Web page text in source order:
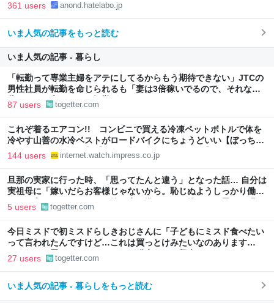
361 users anond.hatelabo.jp
いま人気の記事をもっと読む
いま人気の記事 - 暮らし
「転勤って専業主婦をアテにしてるからもう期待できない」JTCの
男性社員が転勤を命じられるも「妻は3倍稼いでるので、それなら
辞める」と言ったら、転勤がなくなった
87 users togetter.com
これぞ着るエアコン!! コンビニで買える冷凍ペットボトルで体を
冷やす山善の水冷ベストがロードバイクにちょうどいい【ぼっち・
ざ・ろーど！その14】【空いた時間でなにしてる？】
144 users internet.watch.impress.co.jp
旦那の実家に行った時、「思ってたんと違う」となった話… 自分は
実祖母に「嫁いだらお客様じゃないから。恥じぬようしっかり働
け」と言われていたので、嫁ぎ先で嫌われたら終わりと思い、張り
切っていた
5 users togetter.com
今日ミスドで初ミスドらしきおじさんに「子どもにミスド食べたい
って言われたんですけど…これは買っとけみたいなのあります
か…？」と尋ねられるイベントが発生して、興奮した
27 users togetter.com
いま人気の記事 - 暮らしをもっと読む